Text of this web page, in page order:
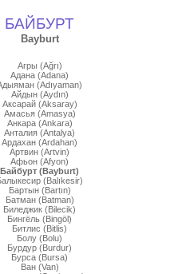
БАЙБУРТ
Bayburt
Агры (Ağrı)
Адана (Adana)
(Adıyaman)
Айдын (Aydın)
Аксарай (Aksaray)
Амасья (Amasya)
Анкара (Ankara)
Анталия (Antalya)
Ардахан (Ardahan)
Артвин (Artvin)
Афьон (Afyon)
Байбурт (Bayburt)
(Balıkesir)
Бартын (Bartın)
Батман (Batman)
Биледжик (Bilecik)
Бингёль (Bingöl)
Битлис (Bitlis)
Болу (Bolu)
Бурдур (Burdur)
Бурса (Bursa)
Ван (Van)